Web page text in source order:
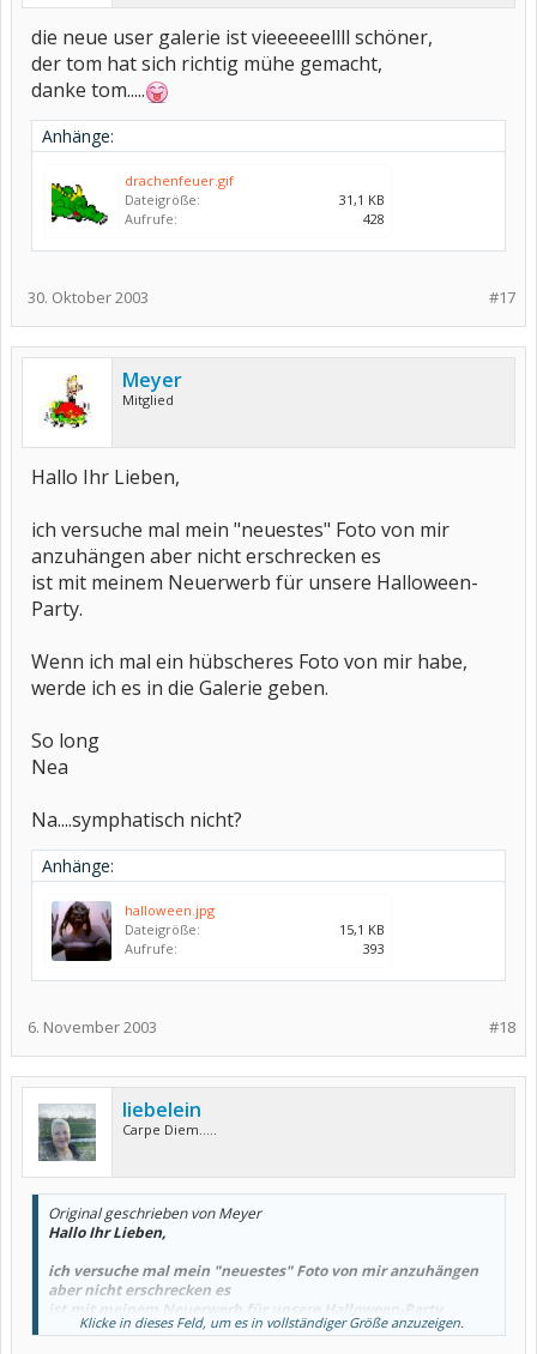
die neue user galerie ist vieeeeeellll schöner,
der tom hat sich richtig mühe gemacht,
danke tom.....
Anhänge:
drachenfeuer.gif
Dateigröße:
31,1 KB
Aufrufe:
428
#17
30. Oktober 2003
Meyer
Mitglied
Hallo Ihr Lieben,
ich versuche mal mein "neuestes" Foto von mir
anzuhängen aber nicht erschrecken es
ist mit meinem Neuerwerb für unsere Halloween-
Party.
Wenn ich mal ein hübscheres Foto von mir habe,
werde ich es in die Galerie geben.
So long
Nea
Na....symphatisch nicht?
Anhänge:
halloween.jpg
Dateigröße:
15,1 KB
Aufrufe:
393
#18
6. November 2003
liebelein
Carpe Diem.....
Original geschrieben von Meyer
Hallo Ihr Lieben,
ich versuche mal mein "neuestes" Foto von mir anzuhängen
aber nicht erschrecken es
ist mit meinem Neuerwerb für unsere Halloween-Party.
Klicke in dieses Feld, um es in vollständiger Größe anzuzeigen.